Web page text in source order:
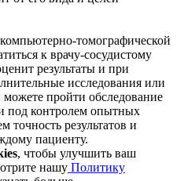
томографической
к врачу-сосудистому
результаты и при
исследования или
пройти обследование
под контролем опытных
точность результатов и
пациенту.
, чтобы улучшить ваш
нашу Политику